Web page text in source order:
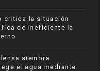
critica la situación
de ineficiente la
siembra
el agua mediante